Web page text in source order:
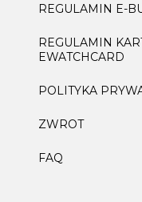
REGULAMIN E-
REGULAMIN
EWATCHCARD
POLITYKA
ZWROT
FAQ